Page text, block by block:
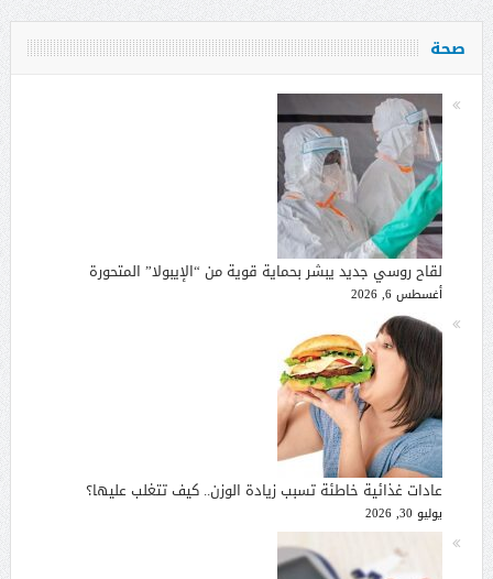
صحة
لقاح روسي جديد يبشر بحماية قوية من “الإيبولا” المتحورة
أغسطس 6, 2026
عادات غذائية خاطئة تسبب زيادة الوزن.. كيف تتغلب عليها؟
يوليو 30, 2026